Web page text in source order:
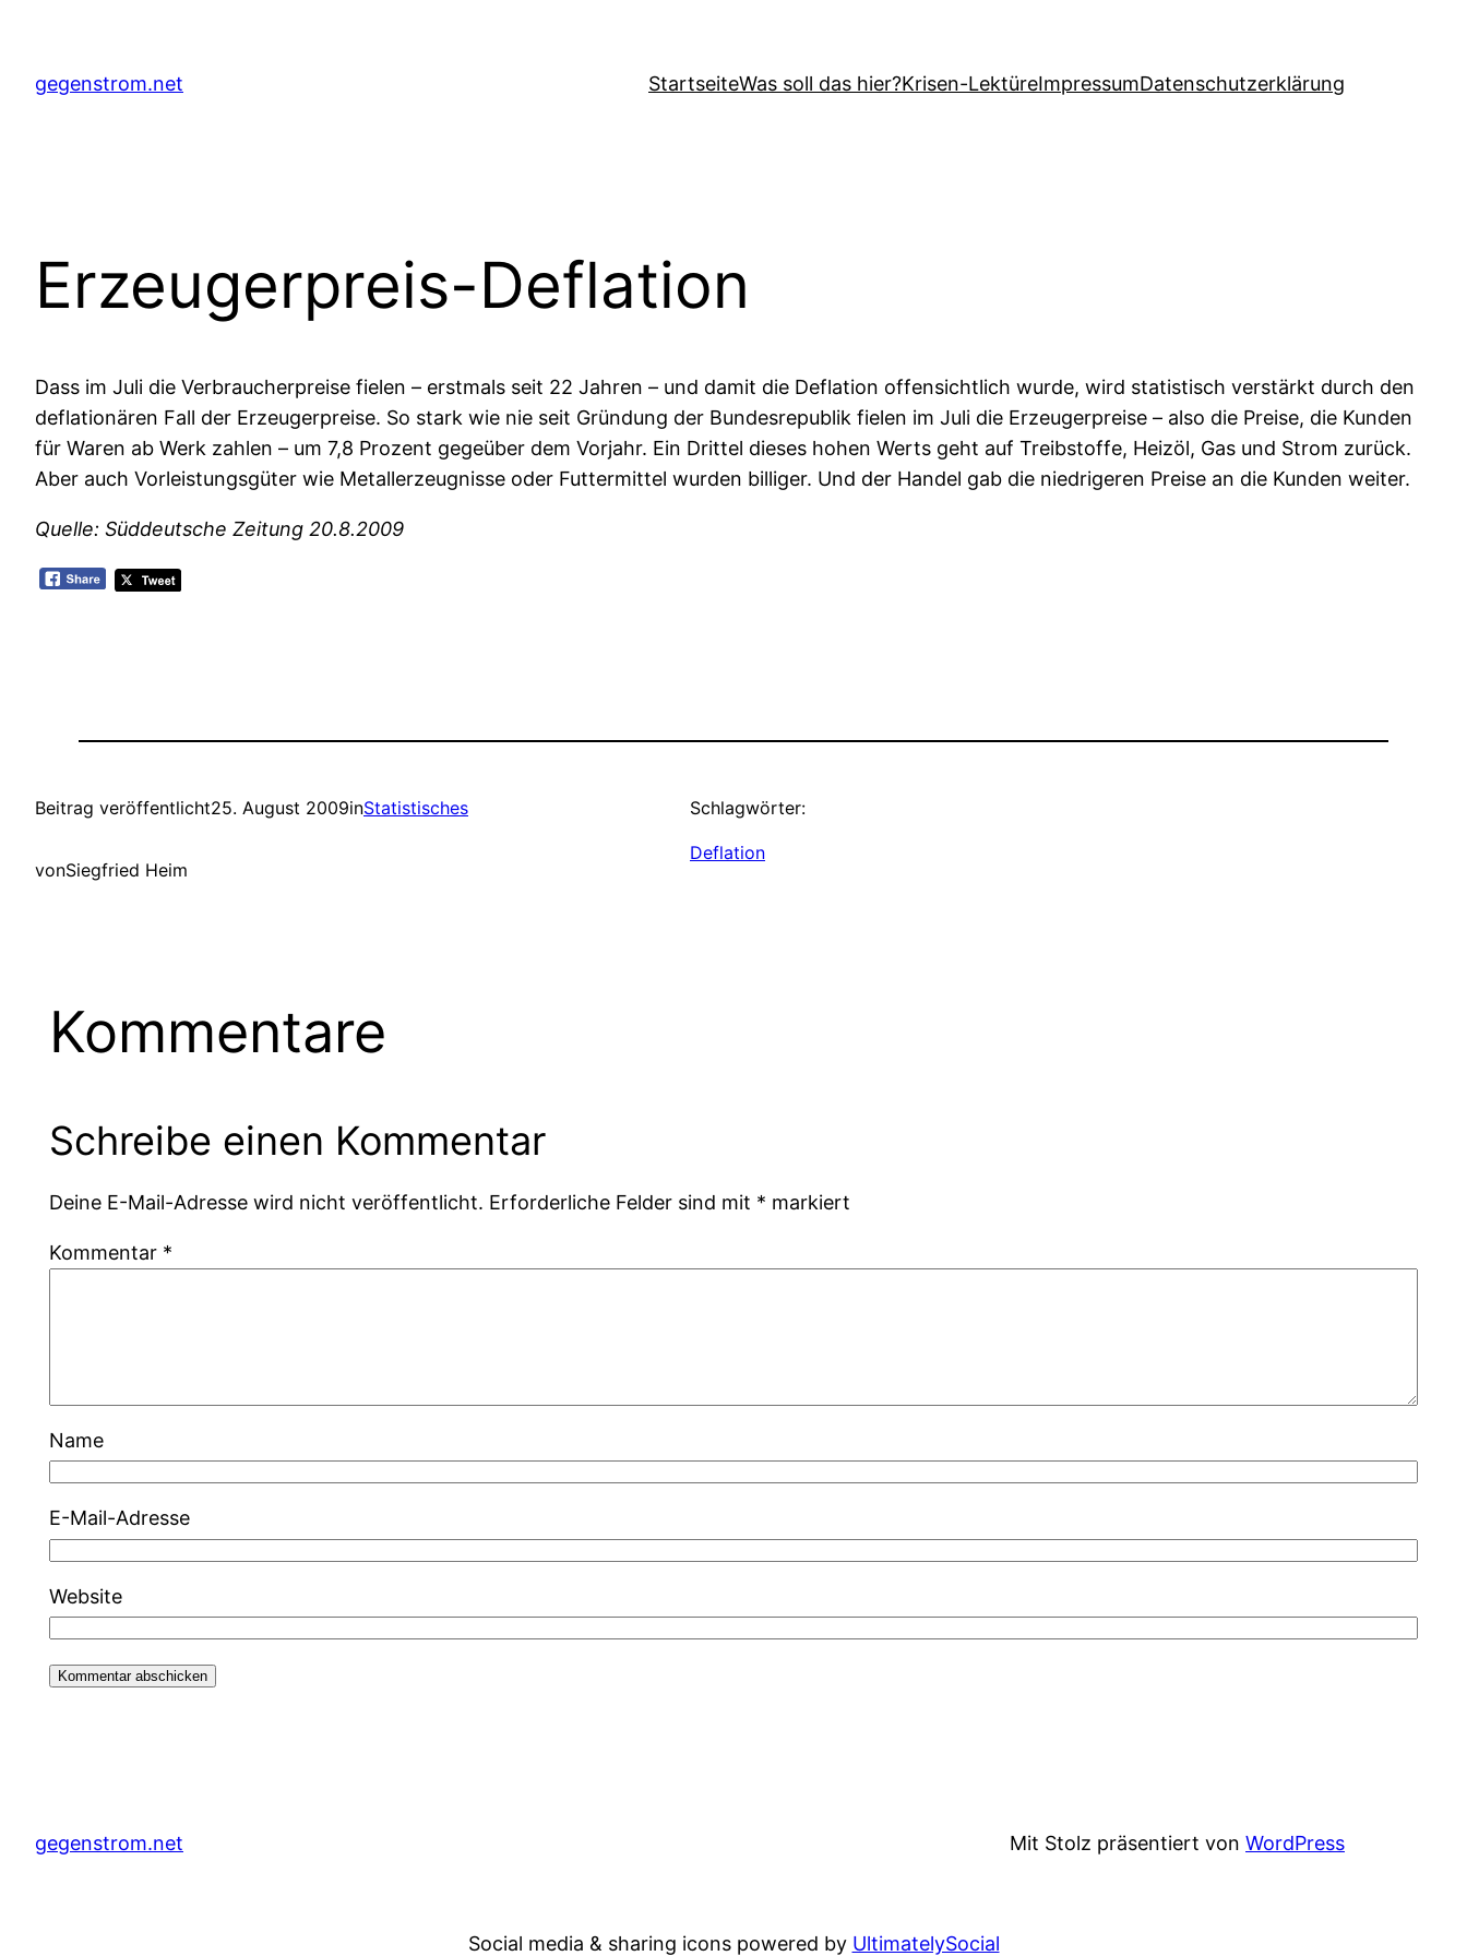
springen
gegenstrom.net StartseiteWas soll das hier?Krisen-LektüreImpressumDatenschutzerklärung
Erzeugerpreis-Deflation
Dass im Juli die Verbraucherpreise fielen – erstmals seit 22 Jahren – und damit die Deflation offensichtlich wurde, wird statistisch verstärkt durch den
deflationären Fall der Erzeugerpreise. So stark wie nie seit Gründung der Bundesrepublik fielen im Juli die Erzeugerpreise – also die Preise, die Kunden
für Waren ab Werk zahlen – um 7,8 Prozent gegeüber dem Vorjahr. Ein Drittel dieses hohen Werts geht auf Treibstoffe, Heizöl, Gas und Strom zurück.
Aber auch Vorleistungsgüter wie Metallerzeugnisse oder Futtermittel wurden billiger. Und der Handel gab die niedrigeren Preise an die Kunden weiter.
Quelle: Süddeutsche Zeitung 20.8.2009
Beitrag veröffentlicht25. August 2009inStatistisches
vonSiegfried Heim
Schlagwörter:
Deflation
Kommentare
Schreibe einen Kommentar
Deine E-Mail-Adresse wird nicht veröffentlicht. Erforderliche Felder sind mit * markiert
Kommentar *
Name
E-Mail-Adresse
Website
gegenstrom.net Mit Stolz präsentiert von WordPress
Social media & sharing icons powered by UltimatelySocial